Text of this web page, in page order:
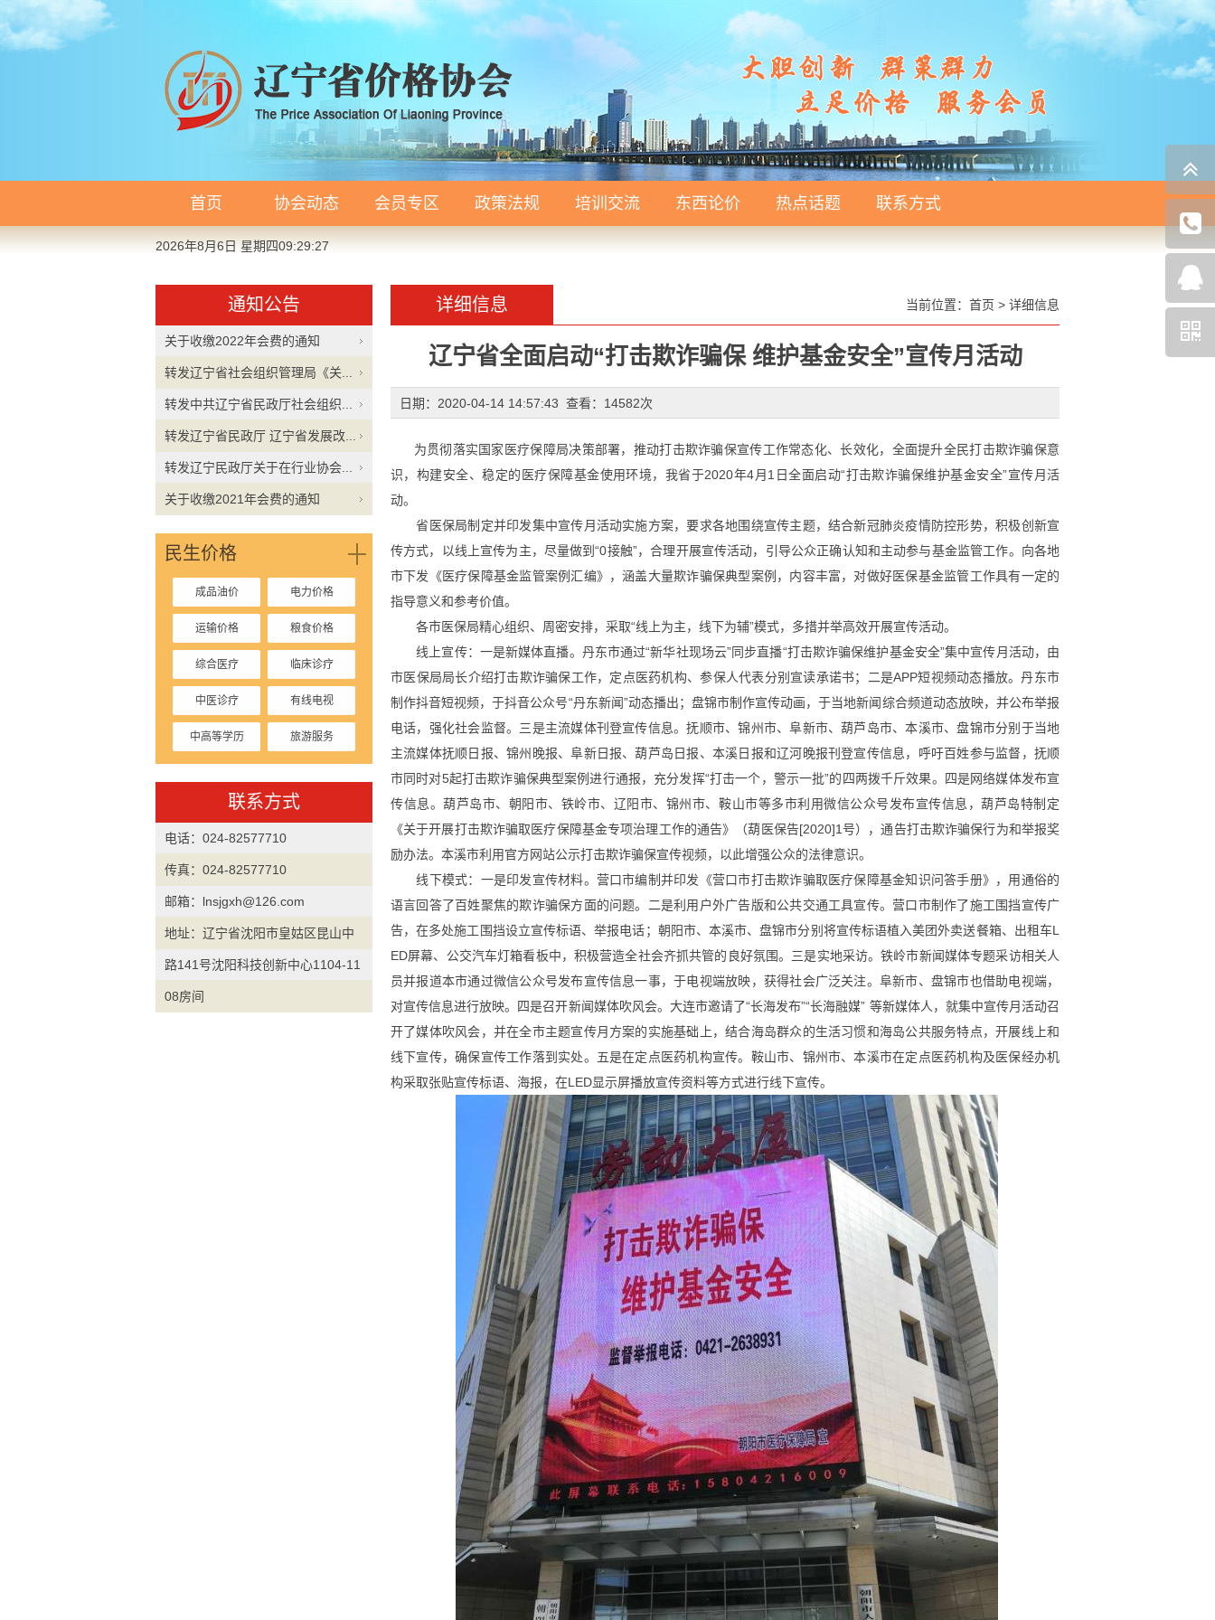
首页 协会动态 会员专区 政策法规 培训交流 东西论价 热点话题 联系方式
2026年8月6日 星期四09:29:28
通知公告
关于收缴2022年会费的通知
转发辽宁省社会组织管理局《关...
转发中共辽宁省民政厅社会组织...
转发辽宁省民政厅 辽宁省发展改...
转发辽宁民政厅关于在行业协会...
关于收缴2021年会费的通知
民生价格
成品油价 电力价格
运输价格 粮食价格
综合医疗 临床诊疗
中医诊疗 有线电视
中高等学历 旅游服务
联系方式
电话：024-82577710
传真：024-82577710
邮箱：lnsjgxh@126.com
地址：辽宁省沈阳市皇姑区昆山中
路141号沈阳科技创新中心1104-11
08房间
详细信息 当前位置： 首页 > 详细信息
辽宁省全面启动“打击欺诈骗保 维护基金安全”宣传月活动
日期：2020-04-14 14:57:43 查看：14582次
为贯彻落实国家医疗保障局决策部署，推动打击欺诈骗保宣传工作常态化、长效化，全面提升全民打击欺诈骗保意
识，构建安全、稳定的医疗保障基金使用环境，我省于2020年4月 1 日全面启动“打击欺诈骗保维护基金安全”宣传月活
动。
省医保局制定并印发集中宣传月活动实施方案，要求各地围绕宣传主题，结合新冠肺炎疫情防控形势，积极创新宣
传方式，以线上宣传为主，尽量做到“0接触”，合理开展宣传活动，引导公众正确认知和主动参与基金监管工作。向各地
市下发《医疗保障基金监管案例汇编》，涵盖大量欺诈骗保典型案例，内容丰富，对做好医保基金监管工作具有一定的
指导意义和参考价值。
各市医保局精心组织、周密安排，采取“线上为主，线下为辅”模式，多措并举高效开展宣传活动。
线上宣传：一是新媒体直播。丹东市通过“新华社现场云”同步直播“打击欺诈骗保维护基金安全”集中宣传月活动，由
市医保局局长介绍打击欺诈骗保工作，定点医药机构、参保人代表分别宣读承诺书；二是APP短视频动态播放。丹东市
制作抖音短视频，于抖音公众号“丹东新闻”动态播出；盘锦市制作宣传动画，于当地新闻综合频道动态放映，并公布举报
电话，强化社会监督。三是主流媒体刊登宣传信息。抚顺市、锦州市、阜新市、葫芦岛市、本溪市、盘锦市分别于当地
主流媒体抚顺日报、锦州晚报、阜新日报、葫芦岛日报、本溪日报和辽河晚报刊登宣传信息，呼吁百姓参与监督，抚顺
市同时对5起打击欺诈骗保典型案例进行通报，充分发挥“打击一个，警示一批”的四两拨千斤效果。四是网络媒体发布宣
传信息。葫芦岛市、朝阳市、铁岭市、辽阳市、锦州市、鞍山市等多市利用微信公众号发布宣传信息，葫芦岛特制定
《关于开展打击欺诈骗取医疗保障基金专项治理工作的通告》（葫医保告[2020]1 号），通告打击欺诈骗保行为和举报奖
励办法。本溪市利用官方网站公示打击欺诈骗保宣传视频，以此增强公众的法律意识。
线下模式：一是印发宣传材料。营口市编制并印发《营口市打击欺诈骗取医疗保障基金知识问答手册》，用通俗的
语言回答了百姓聚焦的欺诈骗保方面的问题。二是利用户外广告版和公共交通工具宣传。营口市制作了施工围挡宣传广
告，在多处施工围挡设立宣传标语、举报电话；朝阳市、本溪市、盘锦市分别将宣传标语植入美团外卖送餐箱、出租车L
ED屏幕、公交汽车灯箱看板中，积极营造全社会齐抓共管的良好氛围。三是实地采访。铁岭市新闻媒体专题采访相关人
员并报道本市通过微信公众号发布宣传信息一事，于电视端放映，获得社会广泛关注。阜新市、盘锦市也借助电视端，
对宣传信息进行放映。四是召开新闻媒体吹风会。大连市邀请了“长海发布”“长海融媒” 等新媒体人，就集中宣传月活动召
开了媒体吹风会，并在全市主题宣传月方案的实施基础上，结合海岛群众的生活习惯和海岛公共服务特点，开展线上和
线下宣传，确保宣传工作落到实处。五是在定点医药机构宣传。鞍山市、锦州市、本溪市在定点医药机构及医保经办机
构采取张贴宣传标语、海报，在LED显示屏播放宣传资料等方式进行线下宣传。